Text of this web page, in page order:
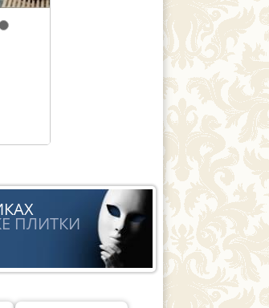
ПЛИТКИ